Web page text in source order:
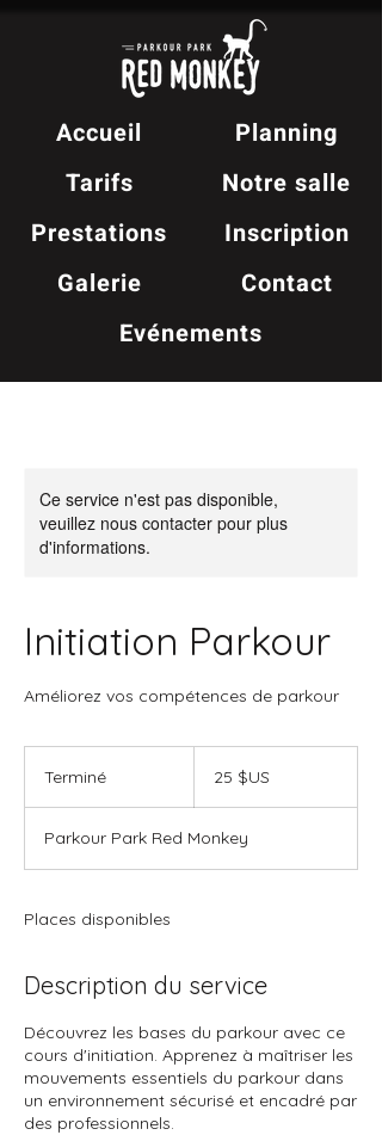
Accueil
Planning
Tarifs
Notre salle
Prestations
Inscription
Galerie
Contact
Evénements
Ce service n'est pas disponible,
veuillez nous contacter pour plus
d'informations.
Initiation Parkour
Améliorez vos compétences de parkour
Terminé
m
i
é
Unis
25 $US
Parkour Park Red Monkey
Places disponibles
Description du service
Découvrez les bases du parkour avec ce
cours d'initiation. Apprenez à maîtriser les
mouvements essentiels du parkour dans
un environnement sécurisé et encadré par
des professionnels.